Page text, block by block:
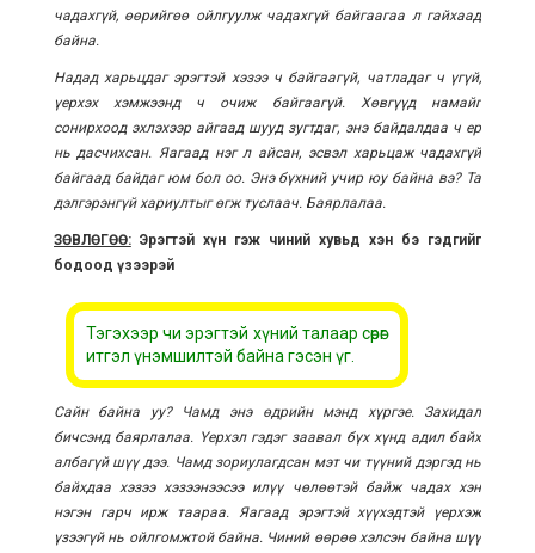
чадахгүй, өөрийгөө ойлгуулж чадахгүй байгаагаа л гайхаад
байна.
Надад харьцдаг эрэгтэй хэзээ ч байгаагүй, чатладаг ч үгүй,
үерхэх хэмжээнд ч очиж байгаагүй. Хөвгүүд намайг
сонирхоод эхлэхээр айгаад шууд зугтдаг, энэ байдалдаа ч ер
нь дасчихсан. Яагаад нэг л айсан, эсвэл харьцаж чадахгүй
байгаад байдаг юм бол оо. Энэ бүхний учир юу байна вэ? Та
дэлгэрэнгүй хариултыг өгж туслаач. Баярлалаа.
ЗӨВЛӨГӨӨ:Эрэгтэй хүн гэж чиний хувьд хэн бэ гэдгийг
бодоод үзээрэй
Тэгэхээр чи эрэгтэй хүний талаар сөрөг
итгэл үнэмшилтэй байна гэсэн үг.
Сайн байна уу? Чамд энэ өдрийн мэнд хүргэе. Захидал
бичсэнд баярлалаа. Үерхэл гэдэг заавал бүх хүнд адил байх
албагүй шүү дээ. Чамд зориулагдсан мэт чи түүний дэргэд нь
байхдаа хэзээ хэзээнээсээ илүү чөлөөтэй байж чадах хэн
нэгэн гарч ирж таараа. Яагаад эрэгтэй хүүхэдтэй үерхэж
үзээгүй нь ойлгомжтой байна. Чиний өөрөө хэлсэн байна шүү